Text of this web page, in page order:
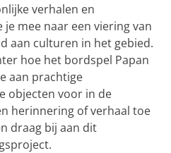
verhalen en
mee naar een viering van
aan culturen in het gebied.
hoe het bordspel Papan
aan prachtige
objecten voor in de
herinnering of verhaal toe
draag bij aan dit